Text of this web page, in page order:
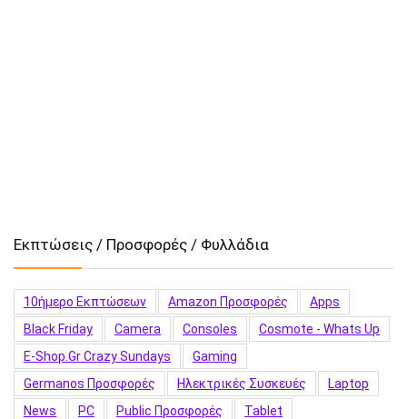
Εκπτώσεις / Προσφορές / Φυλλάδια
10ήμερο Εκπτώσεων Amazon Προσφορές
Apps
Black Friday
Camera Consoles
Cosmote - Whats Up
E-Shop.gr Crazy Sundays
Gaming
Germanos Προσφορές
Hλεκτρικές Συσκευές
Laptop
News
PC Public Προσφορές
Tablet